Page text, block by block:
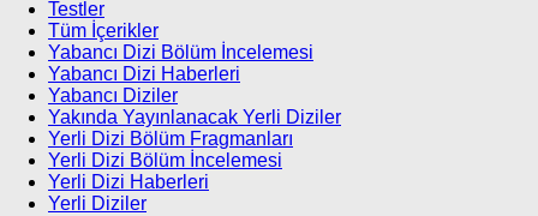
Testler
Tüm İçerikler
Yabancı Dizi Bölüm İncelemesi
Yabancı Dizi Haberleri
Yabancı Diziler
Yakında Yayınlanacak Yerli Diziler
Yerli Dizi Bölüm Fragmanları
Yerli Dizi Bölüm İncelemesi
Yerli Dizi Haberleri
Yerli Diziler